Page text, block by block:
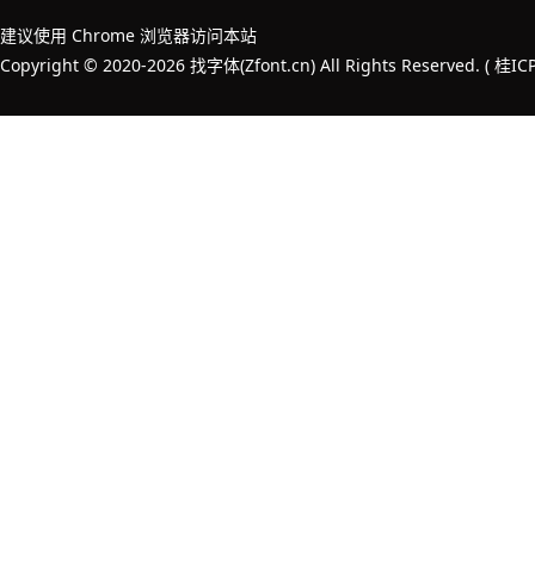
建议使用 Chrome 浏览器访问本站
Copyright © 2020-2026 找字体(Zfont.cn) All Rights Reserved. ( 桂